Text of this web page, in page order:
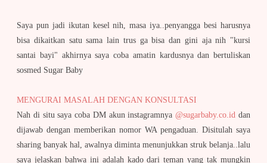
Saya pun jadi ikutan kesel nih, masa iya..penyangga besi harusnya
bisa dikaitkan satu sama lain trus ga bisa dan gini aja nih "kursi
santai bayi" akhirnya saya coba amatin kardusnya dan bertuliskan
sosmed Sugar Baby
MENGURAI MASALAH DENGAN KONSULTASI
Nah di situ saya coba DM akun instagramnya@sugarbaby.co.id dan
dijawab dengan memberikan nomor WA pengaduan. Disitulah saya
sharing banyak hal, awalnya diminta menunjukkan struk belanja..lalu
saya jelaskan bahwa ini adalah kado dari teman yang tak mungkin